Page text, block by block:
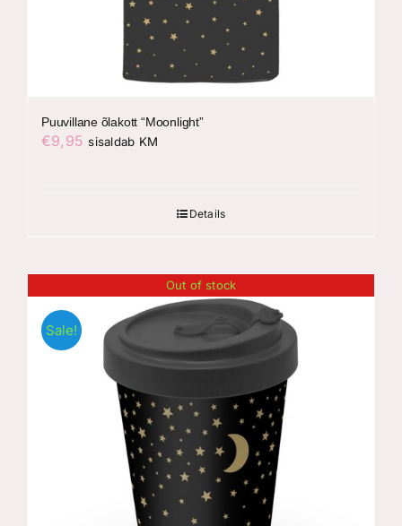
Puuvillane õlakott “Moonlight”
€9,95 sisaldab KM
Details
Out of stock
Sale!